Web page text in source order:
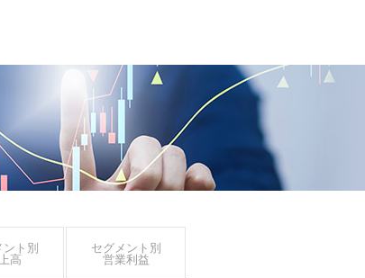
ント別
高
セグメント別
営業利益